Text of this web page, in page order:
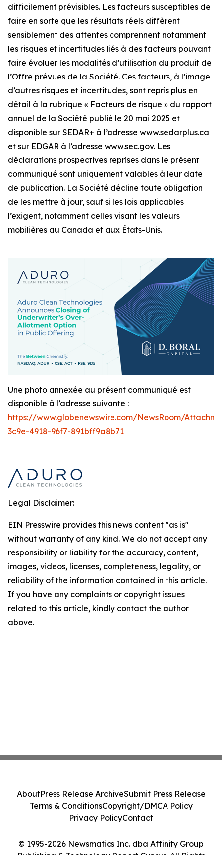
difficilement prévisibles. Les facteurs susceptibles de
faire en sorte que les résultats réels diffèrent
sensiblement des attentes comprennent notamment
les risques et incertitudes liés à des facteurs pouvant
faire évoluer les modalités d’utilisation du produit de
l’Offre prévues de la Société. Ces facteurs, à l’image
d’autres risques et incertitudes, sont repris plus en
détail à la rubrique « Facteurs de risque » du rapport
annuel de la Société publié le 20 mai 2025 et
disponible sur SEDAR+ à l’adresse www.sedarplus.ca
et sur EDGAR à l’adresse www.sec.gov. Les
déclarations prospectives reprises dans le présent
communiqué sont uniquement valables à leur date
de publication. La Société décline toute obligation
de les mettre à jour, sauf si les lois applicables
l’exigent, notamment celles visant les valeurs
mobilières au Canada et aux États-Unis.
Une photo annexée au présent communiqué est
disponible à l’adresse suivante :
https://www.globenewswire.com/NewsRoom/
3c9e-4918-96f7-891bff9a8b71
Legal Disclaimer:
EIN Presswire provides this news content "as is"
without warranty of any kind. We do not accept any
responsibility or liability for the accuracy, content,
images, videos, licenses, completeness, legality, or
reliability of the information contained in this article.
If you have any complaints or copyright issues
related to this article, kindly contact the author
above.
© 1995-2026 Newsmatics Inc. dba Affinity Group
Publishing & Technology Report Cyprus. All Rights
AboutPress Release ArchiveSubmit Press Release
Terms & ConditionsCopyright/DMCA Policy
Privacy PolicyContact